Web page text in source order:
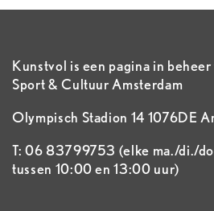
Kunstvol is een pagina in
Sport & Cultuur Amsterdam
Olympisch Stadion 14 1076DE
T: 06 83799753 (elke ma./di./
tussen 10:00 en 13:00 uur)